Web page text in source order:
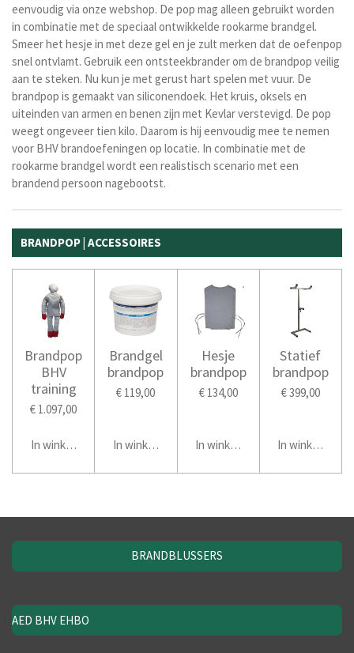
eenvoudig via onze webshop. De pop mag alleen gebruikt worden
in combinatie met de speciaal ontwikkelde rookarme brandgel.
Smeer het hesje in met deze gel en je zult merken dat de oefenpop
snel ontvlamt. Gebruik een ontsteekbrander om de brandpop veilig
aan te steken. Nu kun je met gerust hart spelen met vuur. De
brandpop is gemaakt van siliconendoek. Het kruis, oksels en
uiteinden van armen en benen zijn met Kevlar verstevigd. De pop
weegt ongeveer tien kilo. Daarom is hij eenvoudig mee te nemen
voor BHV brandoefeningen op locatie. In combinatie met de
rookarme brandgel wordt een realistisch scenario met een
brandend persoon nagebootst.
BRANDPOP | ACCESSOIRES
Brandpop
BHV
training
€ 1.097,00
In winkelwagen
Brandgel
brandpop
€ 119,00
In winkelwagen
Hesje
brandpop
€ 134,00
In winkelwagen
Statief
brandpop
€ 399,00
In winkelwagen
BRANDBLUSSERS
AED BHV EHBO